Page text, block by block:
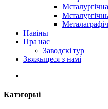
Навіны
Пра нас
Заводскі тур
Звяжыцеся з намі
Катэгорыі